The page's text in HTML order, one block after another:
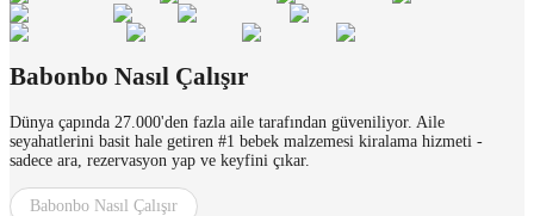
Babonbo Nasıl Çalışır
Dünya çapında 27.000'den fazla aile tarafından güveniliyor. Aile
seyahatlerini basit hale getiren #1 bebek malzemesi kiralama hizmeti -
sadece ara, rezervasyon yap ve keyfini çıkar.
Babonbo Nasıl Çalışır